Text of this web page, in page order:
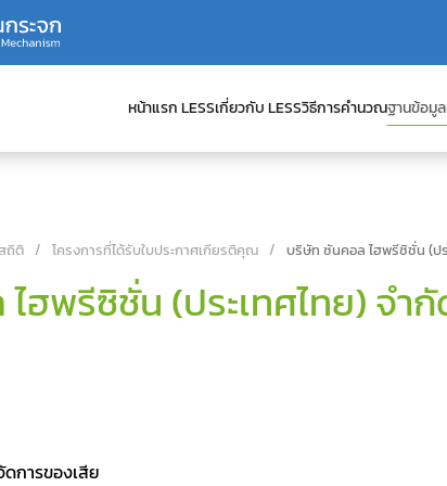
หน้าแรก LESSเกี่ยวกับ LESSวิธีการคำนวณฐานข้อมู
ถิติ โครงการที่ได้รับใบประกาศเกียรติคุณ บริษัท ซันคอล ไฮพรีซิชั่น (ป
ฮพรีซิชั่น (ประเทศไทย) จำ
ดการของเสีย